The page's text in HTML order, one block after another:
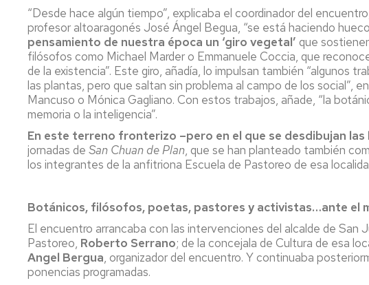
“Desde hace algún tiempo”, explicaba el coordinador del
profesor altoaragonés José Ángel Begua, “se está haciendo hueco
pensamiento de nuestra época un ‘giro vegetal’ que
filósofos como Michael Marder o Emmanuele Coccia, que
de la existencia”. Este giro, añadía, lo impulsan también “algunos
las plantas, pero que saltan sin problema al campo de los social”,
Mancuso o Mónica Gagliano. Con estos trabajos, añade, “la
memoria o la inteligencia”.
En este terreno fronterizo –pero en el que se desdibujan
jornadas de San Chuan de Plan, que se han planteado también
los integrantes de la anfitriona Escuela de Pastoreo de esa
Botánicos, filósofos, poetas, pastores y activistas…ante el
El encuentro arrancaba con las intervenciones del alcalde de San
Pastoreo, Roberto Serrano; de la concejala de Cultura de esa
Angel Bergua, organizador del encuentro. Y continuaba
ponencias programadas.